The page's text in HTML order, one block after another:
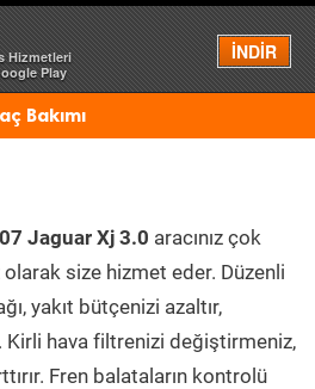
Hizmetleri
Play
İNDİR
Menü
Bakımı
Jaguar Xj 3.0 aracınız çok
olarak size hizmet eder. Düzenli
yakıt bütçenizi azaltır,
Kirli hava filtrenizi değiştirmeniz,
Fren balataların kontrolü